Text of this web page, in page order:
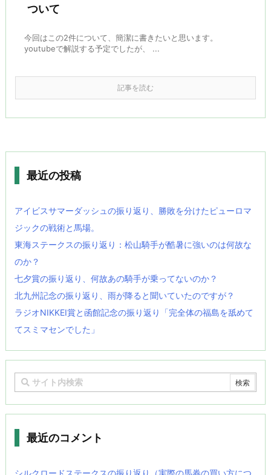
ついて
今回はこの2件について、簡潔に書きたいと思います。
youtubeで解説する予定でしたが、 ...
記事を読む
最近の投稿
アイビスサマーダッシュの振り返り、勝敗を分けたピューロマ
ジックの戦術と馬場。
東海ステークスの振り返り：松山騎手が酷暑に強いのは何故な
のか？
七夕賞の振り返り、何故あの騎手が乗ってないのか？
北九州記念の振り返り、雨が降ると聞いていたのですが？
ラジオNIKKEI賞と函館記念の振り返り「完全体の福島を舐めて
てスミマセンでした」
最近のコメント